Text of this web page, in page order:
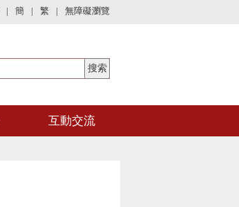
| 簡 | 繁 | 無障礙瀏覽
互動交流